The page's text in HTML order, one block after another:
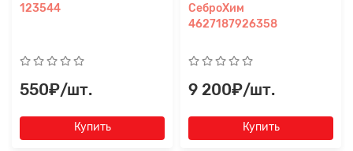
123544
550₽/шт.
Купить
СеброХим
4627187926358
9 200₽/шт.
Купить